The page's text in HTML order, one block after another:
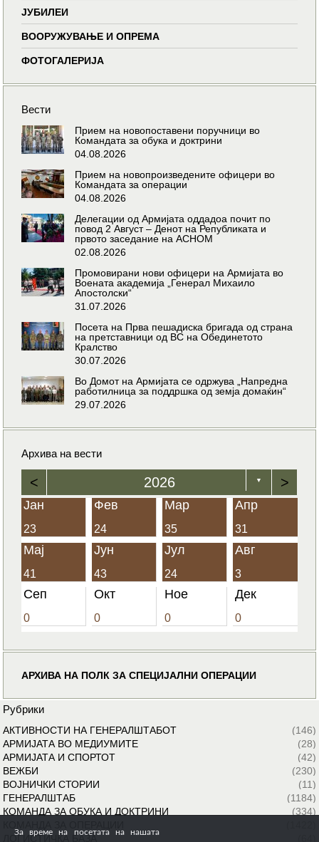
ЈУБИЛЕИ
ВООРУЖУВАЊЕ И ОПРЕМА
ФОТОГАЛЕРИЈА
Вести
Прием на новопоставени поручници во
Командата за обука и доктрини
04.08.2026
Прием на новопроизведените офицери во
Командата за операции
04.08.2026
Делегации од Армијата оддадоа почит по
повод 2 Август – Денот на Републиката и
првото заседание на АСНОМ
02.08.2026
Промовирани нови офицери на Армијата во
Воената академија „Генерал Михаило
Апостолски“
31.07.2026
Посета на Прва пешадиска бригада од страна
на претставници од ВС на Обединетото
Кралство
30.07.2026
Во Домот на Армијата се одржува „Напредна
работилница за поддршка од земја домаќин“
29.07.2026
Архива на вести
< 2026 ▼ >
Јан
23
Фев
24
Мар
35
Апр
31
Мај
41
Јун
43
Јул
24
Авг
3
Сеп
0
Окт
0
Ное
0
Дек
0
АРХИВА НА ПОЛК ЗА СПЕЦИЈАЛНИ ОПЕРАЦИИ
Рубрики
АКТИВНОСТИ НА ГЕНЕРАЛШТАБОТ
(146)
АРМИЈАТА ВО МЕДИУМИТЕ
(28)
АРМИЈАТА И СПОРТОТ
(42)
ВЕЖБИ
(230)
ВОЈНИЧКИ СТОРИИ
(11)
ГЕНЕРАЛШТАБ
(1184)
КОМАНДА ЗА ОБУКА И ДОКТРИНИ
(334)
ЛОГИСТИЧКА БАЗА
За време на посетата на нашата